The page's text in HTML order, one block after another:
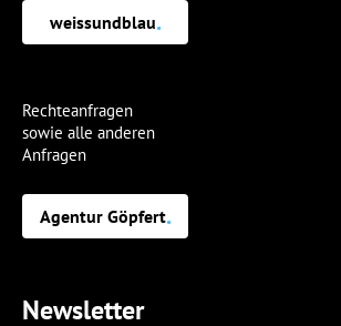
weissundblau.
Rechteanfragen
sowie alle anderen
Anfragen
Agentur Göpfert.
Newsletter